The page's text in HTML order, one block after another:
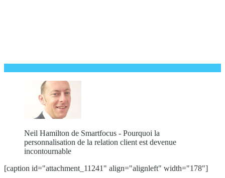
Neil Hamilton de Smartfocus - Pourquoi la
personnalisation de la relation client est devenue
incontournable
[caption id="attachment_11241" align="alignleft" width="178"]